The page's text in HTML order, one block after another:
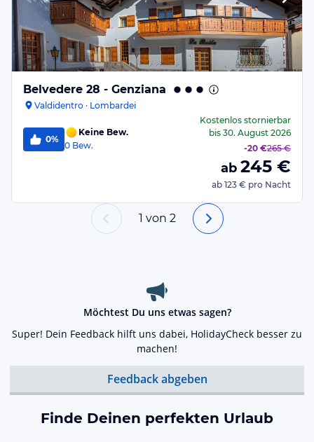
Belvedere 28 - Genziana
Valdidentro · Lombardei
0%
Keine Bew.
0 Bew.
Kostenlos stornierbar
bis 30. August 2026
-20 €265 €
ab 245 €
ab 123 € pro Nacht
1 von 2
Möchtest Du uns etwas sagen?
Super! Dein Feedback hilft uns dabei, HolidayCheck besser zu
machen!
Feedback abgeben
Finde Deinen perfekten Urlaub